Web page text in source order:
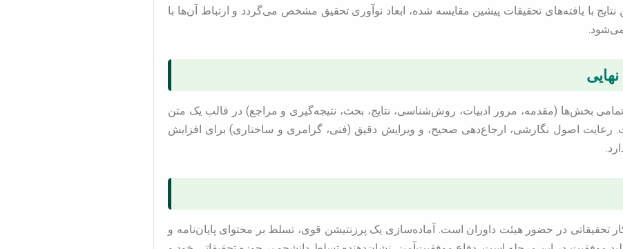
با یافته‌های تحقیقات پیشین مقایسه شده، ابعاد نوآوری تحقیق مشخص می‌گردد و ارتباط آن‌ها با
می‌شود.
بخش‌ها (مقدمه، مرور ادبیات، روش‌شناسی، نتایج، بحث، نتیجه‌گیری و مراجع) در قالب یک متن
رعایت اصول نگارشی، ارجاع‌دهی صحیح، و ویرایش دقیق (فنی، گرامری و ساختاری) برای افزایش
تحقیقاتی در حضور هیئت داوران است. آماده‌سازی یک پرزنتیشن قوی، تسلط بر محتوای پایان‌نامه و